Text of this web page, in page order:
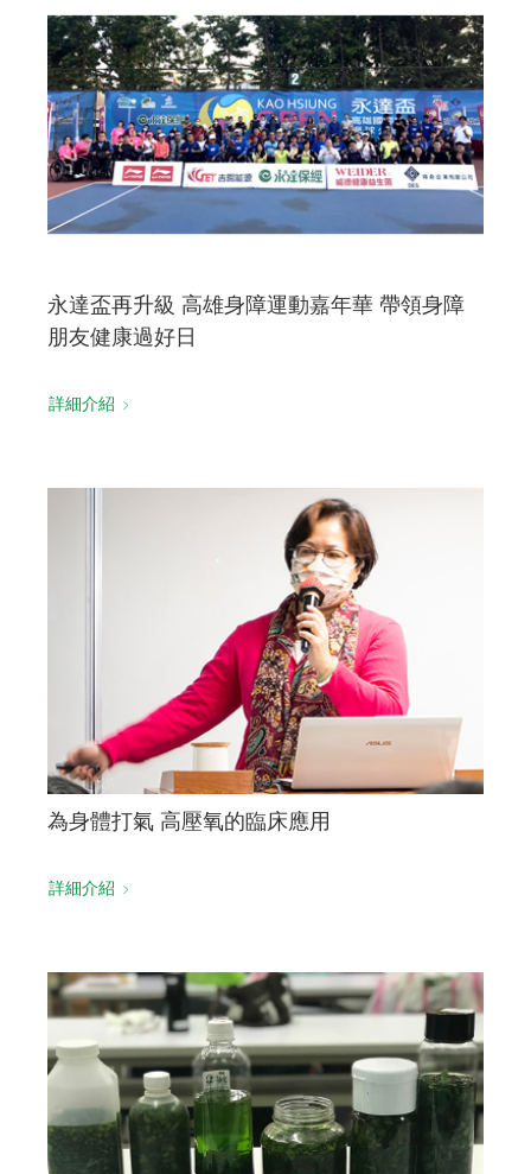
永達盃再升級 高雄身障運動嘉年華 帶領身障
朋友健康過好日
詳細介紹
為身體打氣 高壓氧的臨床應用
詳細介紹